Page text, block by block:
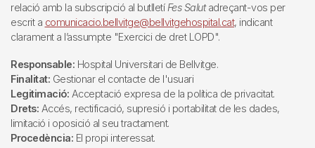
relació amb la subscripció al butlletí Fes Salutadreçant-vos per
escrit a comunicacio.bellvitge@bellvitgehospital.cat, indicant
clarament a l’assumpte "Exercici de dret LOPD".
Responsable: Hospital Universitari de Bellvitge.
Finalitat: Gestionar el contacte de l'usuari
Legitimació: Acceptació expresa de la política de privacitat.
Drets: Accés, rectificació, supresió i portabilitat de les dades,
limitació i oposició al seu tractament.
Procedència: El propi interessat.